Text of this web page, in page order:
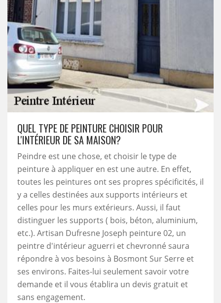
QUEL TYPE DE PEINTURE CHOISIR POUR
L'INTÉRIEUR DE SA MAISON?
Peindre est une chose, et choisir le type de
peinture à appliquer en est une autre. En effet,
toutes les peintures ont ses propres spécificités, il
y a celles destinées aux supports intérieurs et
celles pour les murs extérieurs. Aussi, il faut
distinguer les supports ( bois, béton, aluminium,
etc.). Artisan Dufresne Joseph peinture 02, un
peintre d'intérieur aguerri et chevronné saura
répondre à vos besoins à Bosmont Sur Serre et
ses environs. Faites-lui seulement savoir votre
demande et il vous établira un devis gratuit et
sans engagement.